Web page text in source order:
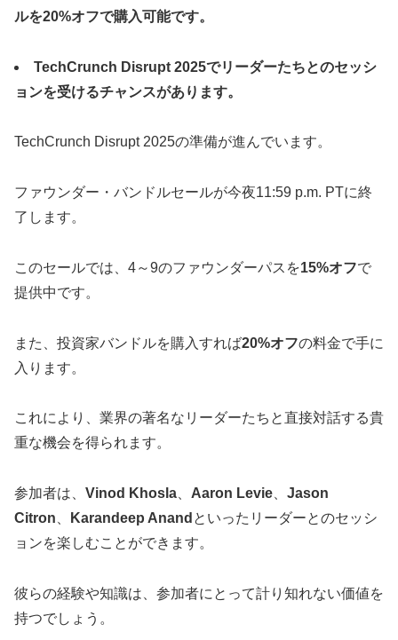
ルを20%オフで購入可能です。
TechCrunch Disrupt 2025でリーダーたちとのセッシ
ョンを受けるチャンスがあります。
TechCrunch Disrupt 2025の準備が進んでいます。
ファウンダー・バンドルセールが今夜11:59 p.m. PTに終
了します。
このセールでは、4～9のファウンダーパスを15%オフで
提供中です。
また、投資家バンドルを購入すれば20%オフの料金で手に
入ります。
これにより、業界の著名なリーダーたちと直接対話する貴
重な機会を得られます。
参加者は、 Vinod Khosla Aaron Levie
Jason
Citron
Karandeep Anand といったリーダーとのセッシ
ョンを楽しむことができます。
彼らの経験や知識は、参加者にとって計り知れない価値を
持つでしょう。